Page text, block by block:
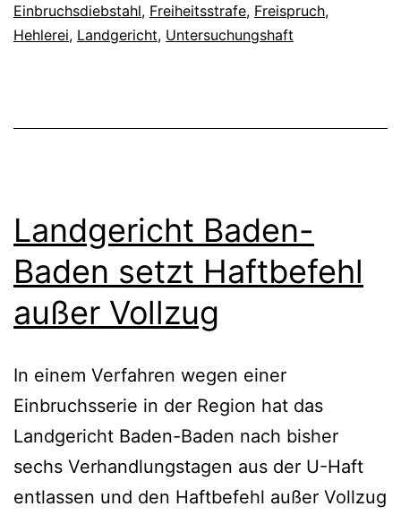
Einbruchsdiebstahl, Freiheitsstrafe, Freispruch,
Hehlerei, Landgericht, Untersuchungshaft
Landgericht Baden-
Baden setzt Haftbefehl
außer Vollzug
In einem Verfahren wegen einer
Einbruchsserie in der Region hat das
Landgericht Baden-Baden nach bisher
sechs Verhandlungstagen aus der U-Haft
entlassen und den Haftbefehl außer Vollzug